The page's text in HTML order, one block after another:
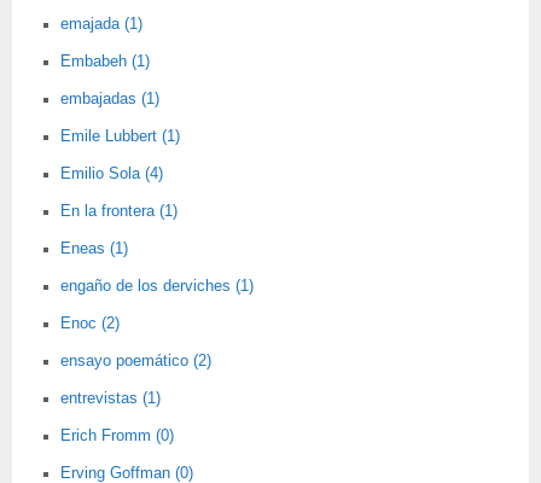
emajada (1)
Embabeh (1)
embajadas (1)
Emile Lubbert (1)
Emilio Sola (4)
En la frontera (1)
Eneas (1)
engaño de los derviches (1)
Enoc (2)
ensayo poemático (2)
entrevistas (1)
Erich Fromm (0)
Erving Goffman (0)